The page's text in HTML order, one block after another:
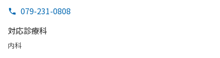
079-231-0808
対応診療科
内科